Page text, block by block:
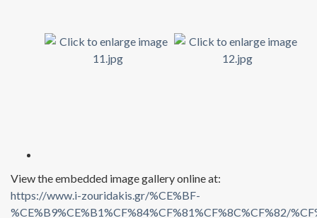
View the embedded image gallery online at:
https://www.i-zouridakis.gr/%CE%BF-
%CE%B9%CE%B1%CF%84%CF%81%CF%8C%CF%82/